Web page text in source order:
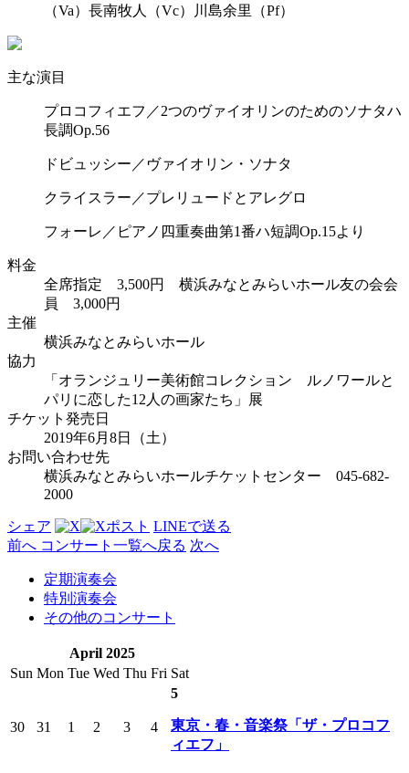
（Va） 長南牧人（Vc） 川島余里（Pf）
主な演目
プロコフィエフ／2つのヴァイオリンのためのソナタハ
長調Op.56
ドビュッシー／ヴァイオリン・ソナタ
クライスラー／プレリュードとアレグロ
フォーレ／ピアノ四重奏曲第1番ハ短調Op.15より
料金
全席指定 3,500円 横浜みなとみらいホール友の会会
員 3,000円
主催
横浜みなとみらいホール
協力
「オランジュリー美術館コレクション ルノワールと
パリに恋した12人の画家たち」展
チケット発売日
2019年6月8日（土）
お問い合わせ先
横浜みなとみらいホールチケットセンター 045‐682-
2000
シェア ポスト LINEで送る
前へ コンサート 一覧へ戻る 次へ
定期演奏会
特別演奏会
その他のコンサート
April 2025
Sun Mon Tue Wed Thu Fri Sat
30 31 1 2 3 4
5
東京・春・音楽祭「ザ・プロコフ
ィエフ」